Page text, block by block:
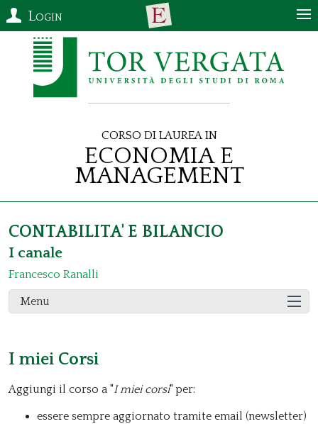
Login
Corso di Laurea in
Economia e
Management
CONTABILITA' E BILANCIO
I canale
Francesco Ranalli
Menu
I miei Corsi
Aggiungi il corso a "I miei corsi" per:
essere sempre aggiornato tramite email (newsletter)